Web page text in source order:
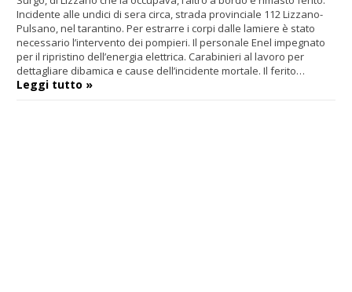
Incidente alle undici di sera circa, strada provinciale 112 Lizzano-
Pulsano, nel tarantino. Per estrarre i corpi dalle lamiere è stato
necessario l’intervento dei pompieri. Il personale Enel impegnato
per il ripristino dell’energia elettrica. Carabinieri al lavoro per
dettagliare dibamica e cause dell’incidente mortale. Il ferito…
Leggi tutto »